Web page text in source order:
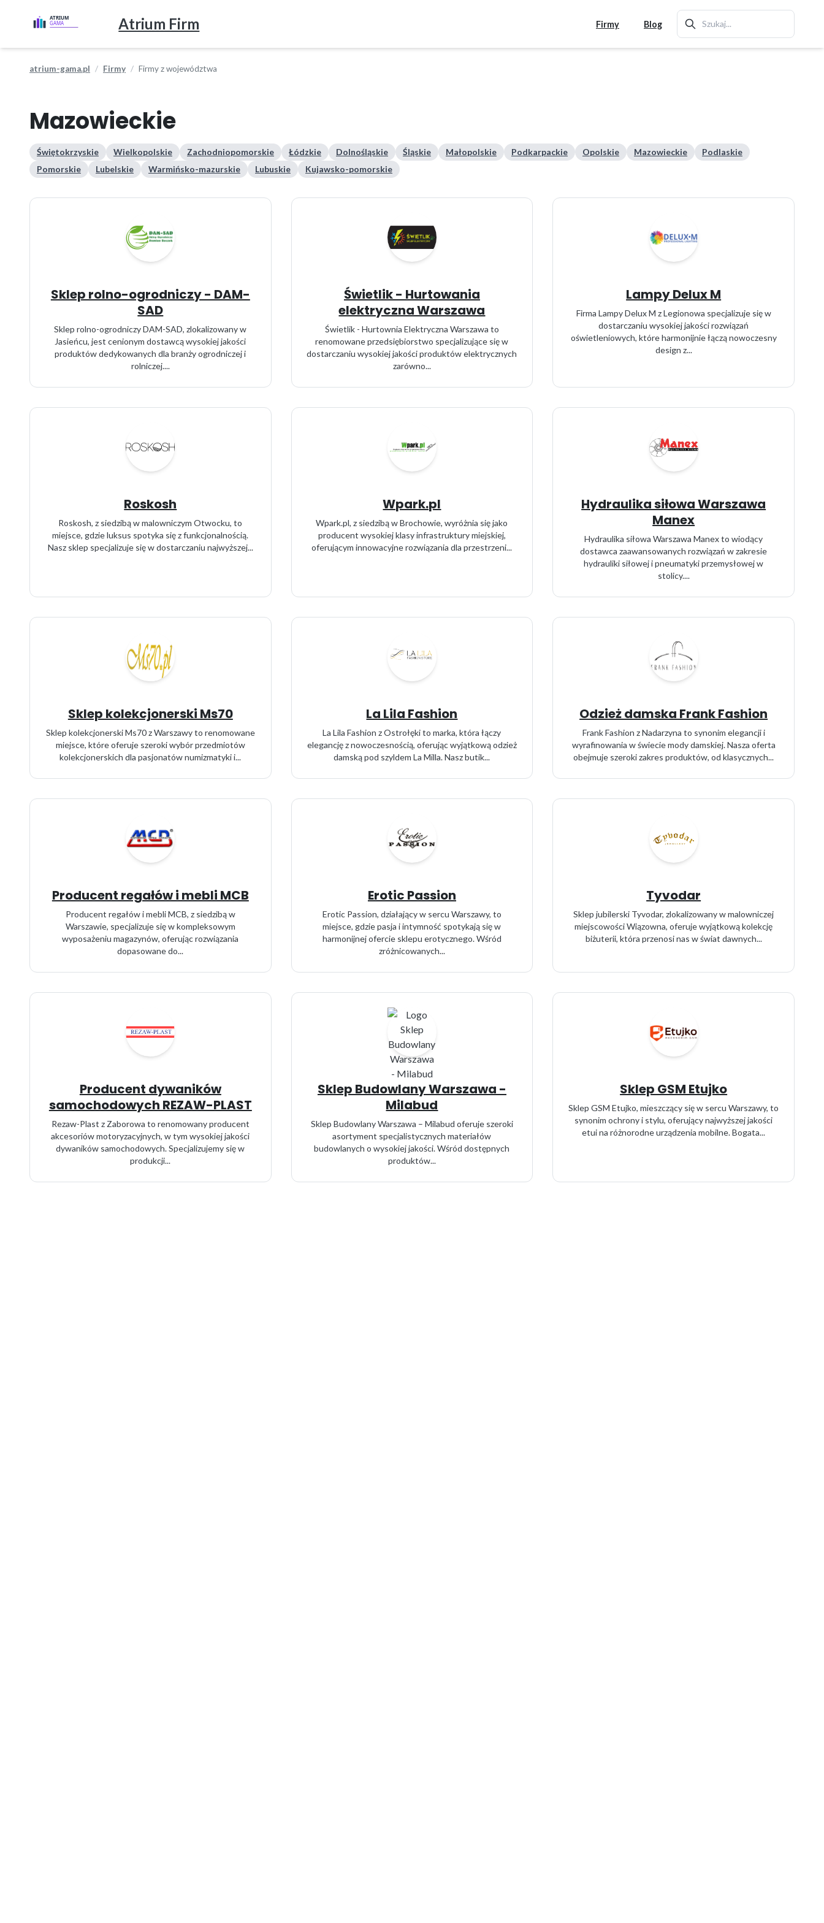
Atrium Firm Firmy Blog
atrium-gama.pl Firmy Firmy z województwa
Mazowieckie
Świętokrzyskie Wielkopolskie Zachodniopomorskie Łódzkie Dolnośląskie Śląskie Małopolskie Podkarpackie Opolskie Mazowieckie
Podlaskie
Pomorskie
Lubelskie Warmińsko-mazurskie Lubuskie Kujawsko-pomorskie
Sklep rolno-ogrodniczy - DAM-
SAD
Sklep rolno-ogrodniczy DAM-SAD, zlokalizowany w
Jasieńcu, jest cenionym dostawcą wysokiej jakości
produktów dedykowanych dla branży ogrodniczej i
rolniczej....
Świetlik - Hurtowania
elektryczna Warszawa
Świetlik - Hurtownia Elektryczna Warszawa to
renomowane przedsiębiorstwo specjalizujące się w
dostarczaniu wysokiej jakości produktów elektrycznych
zarówno...
Lampy Delux M
Firma Lampy Delux M z Legionowa specjalizuje się w
dostarczaniu wysokiej jakości rozwiązań
oświetleniowych, które harmonijnie łączą nowoczesny
design z...
Roskosh
Roskosh, z siedzibą w malowniczym Otwocku, to
miejsce, gdzie luksus spotyka się z funkcjonalnością.
Nasz sklep specjalizuje się w dostarczaniu najwyższej...
Wpark.pl
Wpark.pl, z siedzibą w Brochowie, wyróżnia się jako
producent wysokiej klasy infrastruktury miejskiej,
oferującym innowacyjne rozwiązania dla przestrzeni...
Hydraulika siłowa Warszawa
Manex
Hydraulika siłowa Warszawa Manex to wiodący
dostawca zaawansowanych rozwiązań w zakresie
hydrauliki siłowej i pneumatyki przemysłowej w
stolicy....
Sklep kolekcjonerski Ms70
Sklep kolekcjonerski Ms70 z Warszawy to renomowane
miejsce, które oferuje szeroki wybór przedmiotów
kolekcjonerskich dla pasjonatów numizmatyki i...
La Lila Fashion
La Lila Fashion z Ostrołęki to marka, która łączy
elegancję z nowoczesnością, oferując wyjątkową odzież
damską pod szyldem La Milla. Nasz butik...
Odzież damska Frank Fashion
Frank Fashion z Nadarzyna to synonim elegancji i
wyrafinowania w świecie mody damskiej. Nasza oferta
obejmuje szeroki zakres produktów, od klasycznych...
Producent regałów i mebli MCB
Producent regałów i mebli MCB, z siedzibą w
Warszawie, specjalizuje się w kompleksowym
wyposażeniu magazynów, oferując rozwiązania
dopasowane do...
Erotic Passion
Erotic Passion, działający w sercu Warszawy, to
miejsce, gdzie pasja i intymność spotykają się w
harmonijnej ofercie sklepu erotycznego. Wśród
zróżnicowanych...
Tyvodar
Sklep jubilerski Tyvodar, zlokalizowany w malowniczej
miejscowości Wiązowna, oferuje wyjątkową kolekcję
biżuterii, która przenosi nas w świat dawnych...
Producent dywaników
samochodowych REZAW-PLAST
Rezaw-Plast z Zaborowa to renomowany producent
akcesoriów motoryzacyjnych, w tym wysokiej jakości
dywaników samochodowych. Specjalizujemy się w
produkcji...
Sklep Budowlany Warszawa -
Milabud
Sklep Budowlany Warszawa – Milabud oferuje szeroki
asortyment specjalistycznych materiałów
budowlanych o wysokiej jakości. Wśród dostępnych
produktów...
Sklep GSM Etujko
Sklep GSM Etujko, mieszczący się w sercu Warszawy, to
synonim ochrony i stylu, oferujący najwyższej jakości
etui na różnorodne urządzenia mobilne. Bogata...